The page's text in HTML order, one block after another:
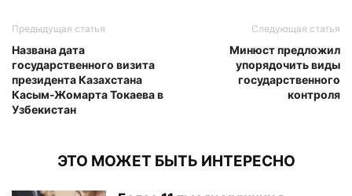
Предыдущая статья
Названа дата
государственного визита
президента Казахстана
Касым-Жомарта Токаева в
Узбекистан
Следующая статья
Минюст предложил
упорядочить виды
государственного
контроля
ЭТО МОЖЕТ БЫТЬ ИНТЕРЕСНО